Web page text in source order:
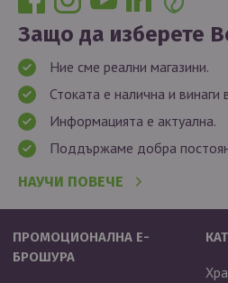
Защо да изберете
Ние сме реални магазини.
Стоката е налична и винаги
Информацията е актуална.
Поддържаме добра
НАУЧИ ПОВЕЧЕ
ПРОМОЦИОНАЛНА Е-
БРОШУРА